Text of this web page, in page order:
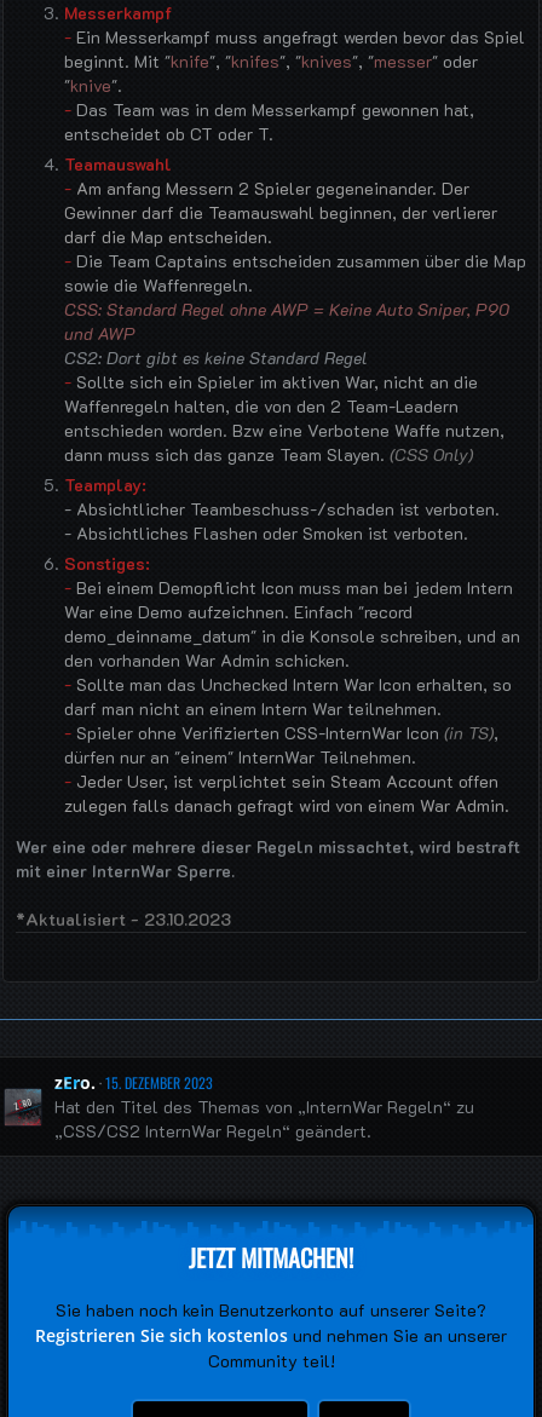
Messerkampf
- Ein Messerkampf muss angefragt werden bevor das Spiel
beginnt. Mit "knife", "knifes", "knives", "messer" oder
"knive".
- Das Team was in dem Messerkampf gewonnen hat,
entscheidet ob CT oder T.
Teamauswahl
- Am anfang Messern 2 Spieler gegeneinander. Der
Gewinner darf die Teamauswahl beginnen, der verlierer
darf die Map entscheiden.
- Die Team Captains entscheiden zusammen über die Map
sowie die Waffenregeln.
CSS: Standard Regel ohne AWP = Keine Auto Sniper, P90
und AWP
CS2: Dort gibt es keine Standard Regel
- Sollte sich ein Spieler im aktiven War, nicht an die
Waffenregeln halten, die von den 2 Team-Leadern
entschieden worden. Bzw eine Verbotene Waffe nutzen,
dann muss sich das ganze Team Slayen. (CSS Only)
Teamplay:
- Absichtlicher Teambeschuss-/schaden ist verboten.
- Absichtliches Flashen oder Smoken ist verboten.
Sonstiges:
- Bei einem Demopflicht Icon muss man bei jedem Intern
War eine Demo aufzeichnen. Einfach "record
demo_deinname_datum" in die Konsole schreiben, und an
den vorhanden War Admin schicken.
- Sollte man das Unchecked Intern War Icon erhalten, so
darf man nicht an einem Intern War teilnehmen.
- Spieler ohne Verifizierten CSS-InternWar Icon (in TS),
dürfen nur an "einem" InternWar Teilnehmen.
- Jeder User, ist verplichtet sein Steam Account offen
zulegen falls danach gefragt wird von einem War Admin.
Wer eine oder mehrere dieser Regeln missachtet, wird bestraft
mit einer InternWar Sperre.
*Aktualisiert - 23.10.2023
zEro. 15. DEZEMBER 2023
Hat den Titel des Themas von „InternWar Regeln“ zu
„CSS/CS2 InternWar Regeln“ geändert.
JETZT MITMACHEN!
Sie haben noch kein Benutzerkonto auf unserer Seite?
Registrieren Sie sich kostenlos und nehmen Sie an unserer
Community teil!